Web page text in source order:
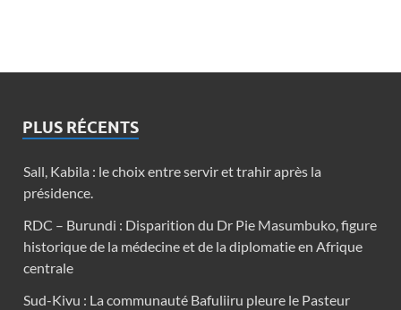
PLUS RÉCENTS
Sall, Kabila : le choix entre servir et trahir après la
présidence.
RDC – Burundi : Disparition du Dr Pie Masumbuko, figure
historique de la médecine et de la diplomatie en Afrique
centrale
Sud-Kivu : La communauté Bafuliiru pleure le Pasteur